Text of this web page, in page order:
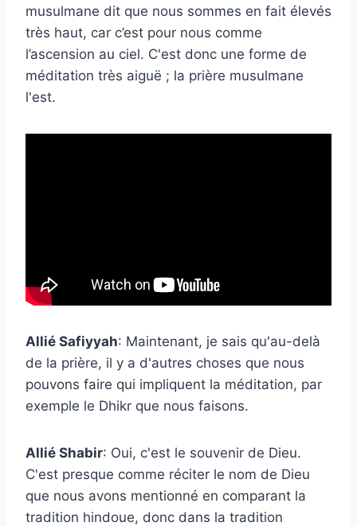
musulmane dit que nous sommes en fait élevés
très haut, car c’est pour nous comme
l’ascension au ciel. C'est donc une forme de
méditation très aiguë ; la prière musulmane
l'est.
Allié Safiyyah: Maintenant, je sais qu'au-delà
de la prière, il y a d'autres choses que nous
pouvons faire qui impliquent la méditation, par
exemple le Dhikr que nous faisons.
Allié Shabir: Oui, c'est le souvenir de Dieu.
C'est presque comme réciter le nom de Dieu
que nous avons mentionné en comparant la
tradition hindoue, donc dans la tradition